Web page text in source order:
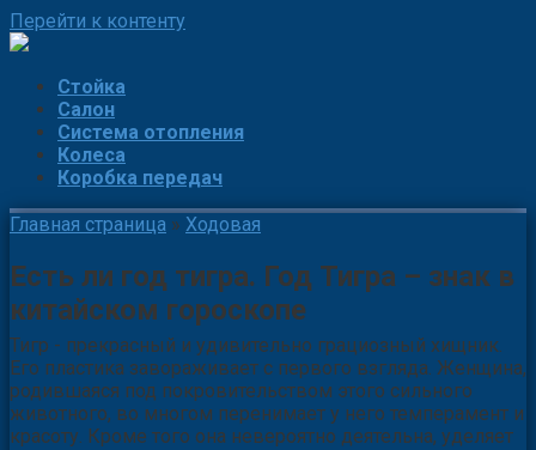
Перейти к контенту
Стойка
Салон
Система отопления
Колеса
Коробка передач
Главная страница » Ходовая
Есть ли год тигра. Год Тигра – знак в
китайском гороскопе
Тигр - прекрасный и удивительно грациозный хищник.
Его пластика завораживает с первого взгляда. Женщина,
родившаяся под покровительством этого сильного
животного, во многом перенимает у него темперамент и
красоту. Кроме того она невероятно деятельна, уделяет